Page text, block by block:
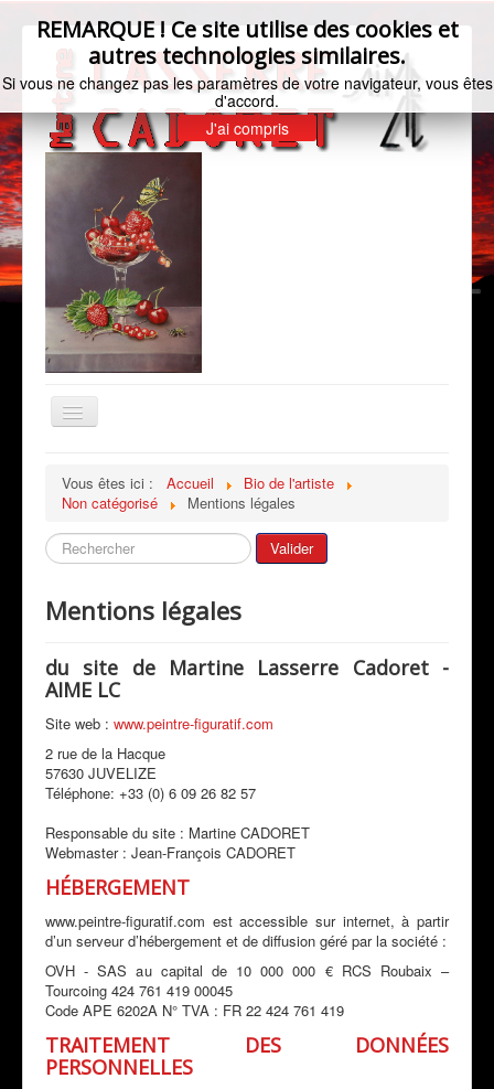
Basculer
la
Bio de l'artiste
Galeries
Expositions
Revue de Presse
Peintres & Amis
Livre d'Or
Contact
Prestations
Vous êtes ici : Accueil
Bio de l'artiste
Non catégorisé
Mentions légales
REMARQUE ! Ce site utilise des cookies et
autres technologies similaires.
Si vous ne changez pas les paramètres de votre navigateur, vous êtes
d'accord.
J'ai compris
Rechercher Valider
Mentions légales
du site de Martine Lasserre Cadoret -
AIME LC
Site web : www.peintre-figuratif.com
2 rue de la Hacque
57630 JUVELIZE
Téléphone: +33 (0) 6 09 26 82 57
Responsable du site : Martine CADORET
Webmaster : Jean-François CADORET
HÉBERGEMENT
www.peintre-figuratif.com est accessible sur internet, à partir
d’un serveur d’hébergement et de diffusion géré par la société :
OVH - SAS au capital de 10 000 000 € RCS Roubaix –
Tourcoing 424 761 419 00045
Code APE 6202A N° TVA : FR 22 424 761 419
TRAITEMENT DES DONNÉES
PERSONNELLES